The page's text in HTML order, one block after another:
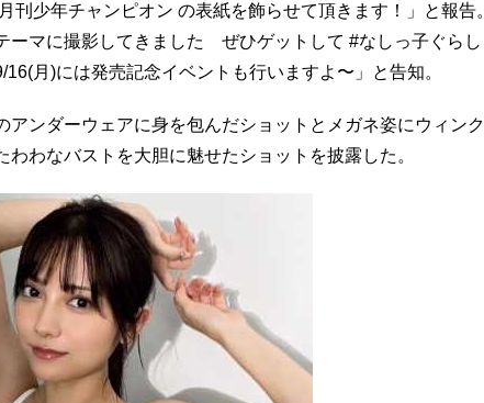
刊少年チャンピオン の表紙を飾らせて頂きます！」と報告
ーマに撮影してきました ぜひゲットして #なしっ子ぐら
月)には発売記念イベントも行いますよ〜」と告知。
アンダーウェアに身を包んだショットとメガネ姿にウィン
わなバストを大胆に魅せたショットを披露した。